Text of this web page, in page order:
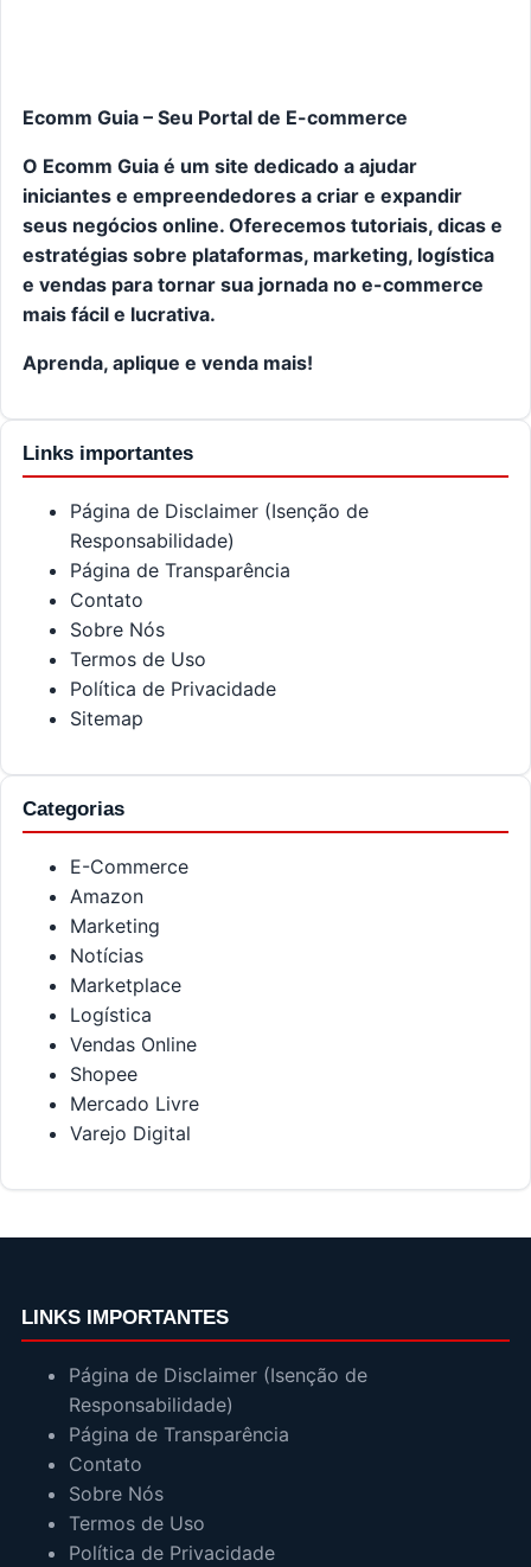
Ecomm Guia – Seu Portal de E-commerce
O Ecomm Guia é um site dedicado a ajudar
iniciantes e empreendedores a criar e expandir
seus negócios online. Oferecemos tutoriais, dicas e
estratégias sobre plataformas, marketing, logística
e vendas para tornar sua jornada no e-commerce
mais fácil e lucrativa.
Aprenda, aplique e venda mais!
Links importantes
Página de Disclaimer (Isenção de
Responsabilidade)
Página de Transparência
Contato
Sobre Nós
Termos de Uso
Política de Privacidade
Sitemap
Categorias
E-Commerce
Amazon
Marketing
Notícias
Marketplace
Logística
Vendas Online
Shopee
Mercado Livre
Varejo Digital
LINKS IMPORTANTES
Página de Disclaimer (Isenção de
Responsabilidade)
Página de Transparência
Contato
Sobre Nós
Termos de Uso
Política de Privacidade